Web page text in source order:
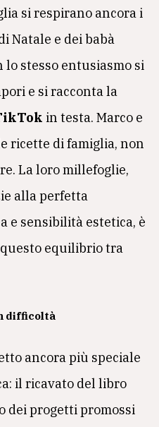
si respirano ancora i
Natale e dei babà
lo stesso entusiasmo si
e si racconta la
in testa. Marco e
ricette di famiglia, non
La loro millefoglie,
alla perfetta
e sensibilità estetica, è
equilibrio tra
difficoltà
ancora più speciale
il ricavato del libro
dei progetti promossi